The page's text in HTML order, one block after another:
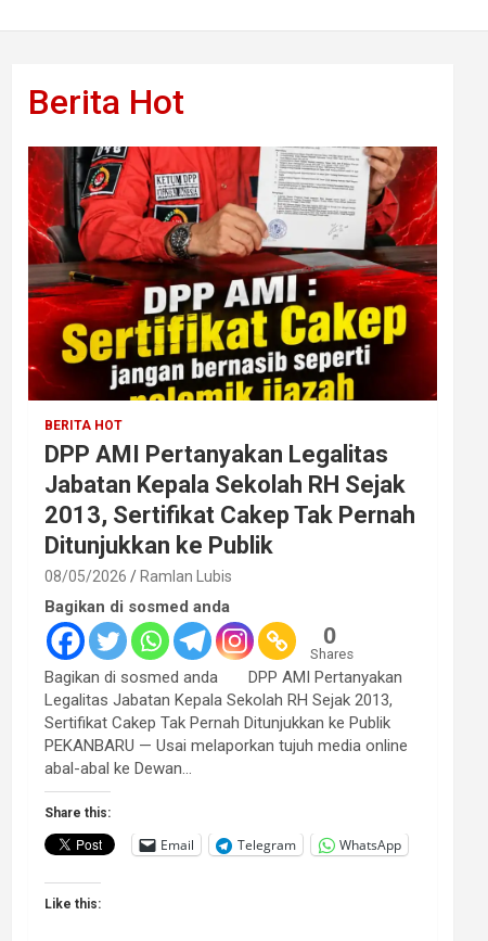
Berita Hot
BERITA HOT
DPP AMI Pertanyakan Legalitas
Jabatan Kepala Sekolah RH Sejak
2013, Sertifikat Cakep Tak Pernah
Ditunjukkan ke Publik
08/05/2026 Ramlan Lubis
Bagikan di sosmed anda
0
Shares
Bagikan di sosmed anda DPP AMI Pertanyakan
Legalitas Jabatan Kepala Sekolah RH Sejak 2013,
Sertifikat Cakep Tak Pernah Ditunjukkan ke Publik
PEKANBARU — Usai melaporkan tujuh media online
abal-abal ke Dewan…
Share this:
Email Telegram WhatsApp
Like this: